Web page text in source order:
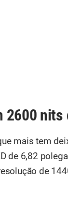
2600
mais tem
de 6,82
de